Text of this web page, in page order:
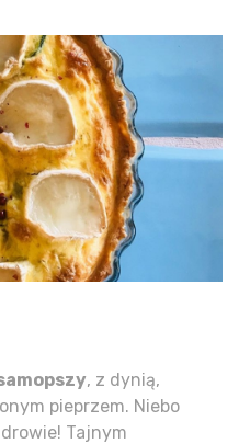
, z dynią,
pieprzem. Niebo
Tajnym